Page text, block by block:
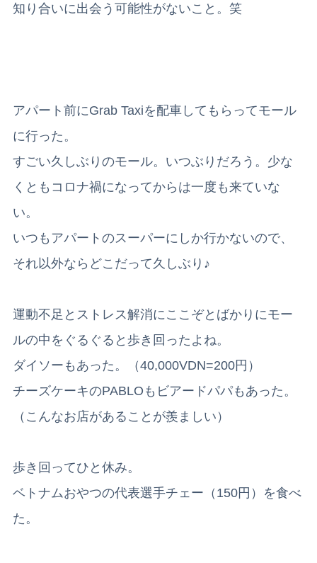
知り合いに出会う可能性がないこと。笑
アパート前にGrab Taxiを配車してもらってモール
に行った。
すごい久しぶりのモール。いつぶりだろう。少な
くともコロナ禍になってからは一度も来ていな
い。
いつもアパートのスーパーにしか行かないので、
それ以外ならどこだって久しぶり♪
運動不足とストレス解消にここぞとばかりにモー
ルの中をぐるぐると歩き回ったよね。
ダイソーもあった。（40,000VDN=200円）
チーズケーキのPABLOもビアードパパもあった。
（こんなお店があることが羨ましい）
歩き回ってひと休み。
ベトナムおやつの代表選手チェー（150円）を食べ
た。